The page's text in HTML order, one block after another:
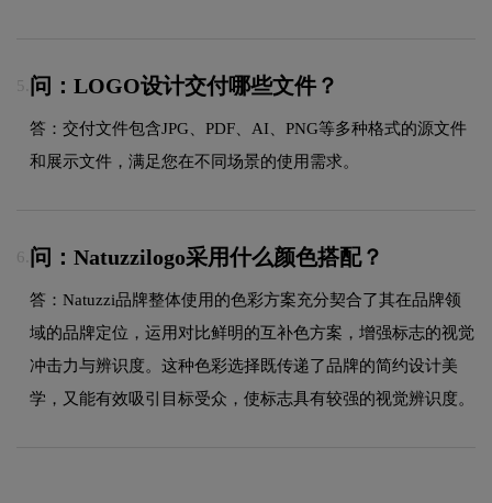
5. 问：LOGO设计交付哪些文件？
答：交付文件包含JPG、PDF、AI、PNG等多种格式的源文件
和展示文件，满足您在不同场景的使用需求。
6. 问：Natuzzilogo采用什么颜色搭配？
答：Natuzzi品牌整体使用的色彩方案充分契合了其在品牌领
域的品牌定位，运用对比鲜明的互补色方案，增强标志的视觉
冲击力与辨识度。这种色彩选择既传递了品牌的简约设计美
学，又能有效吸引目标受众，使标志具有较强的视觉辨识度。